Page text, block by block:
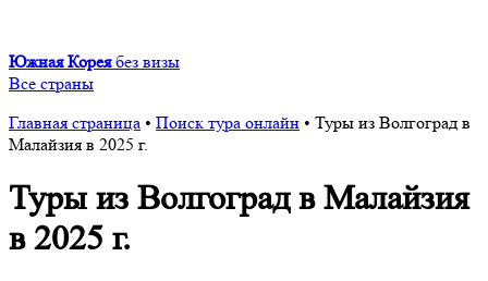
Южная Корея без визы
Все страны
Главная страница • Поиск тура онлайн • Туры из Волгоград в
Малайзия в 2025 г.
Туры из Волгоград в Малайзия
в 2025 г.